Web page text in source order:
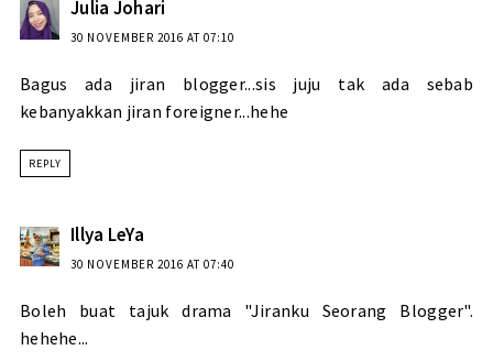
Julia Johari
30 NOVEMBER 2016 AT 07:10
Bagus ada jiran blogger...sis juju tak ada sebab
kebanyakkan jiran foreigner...hehe
REPLY
Illya LeYa
30 NOVEMBER 2016 AT 07:40
Boleh buat tajuk drama "Jiranku Seorang Blogger".
hehehe...